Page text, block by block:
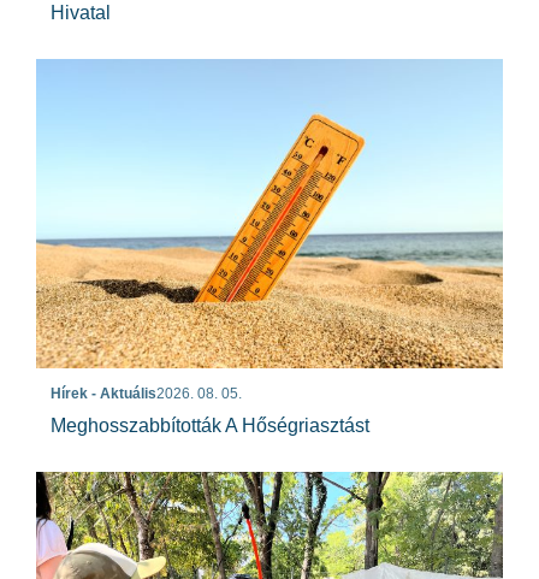
Hivatal
Hírek - Aktuális2026. 08. 05.
Meghosszabbították A Hőségriasztást